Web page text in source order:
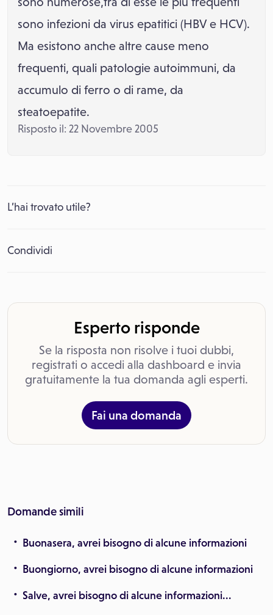
sono infezioni da virus epatitici (HBV e HCV).
Ma esistono anche altre cause meno
frequenti, quali patologie autoimmuni, da
accumulo di ferro o di rame, da
steatoepatite.
Risposto il: 22 Novembre 2005
L’hai trovato utile?
Condividi
Esperto risponde
Se la risposta non risolve i tuoi dubbi,
registrati o accedi alla dashboard e invia
gratuitamente la tua domanda agli esperti.
Fai una domanda
Domande simili
Buonasera, avrei bisogno di alcune informazioni
Buongiorno, avrei bisogno di alcune informazioni
Salve, avrei bisogno di alcune informazioni...